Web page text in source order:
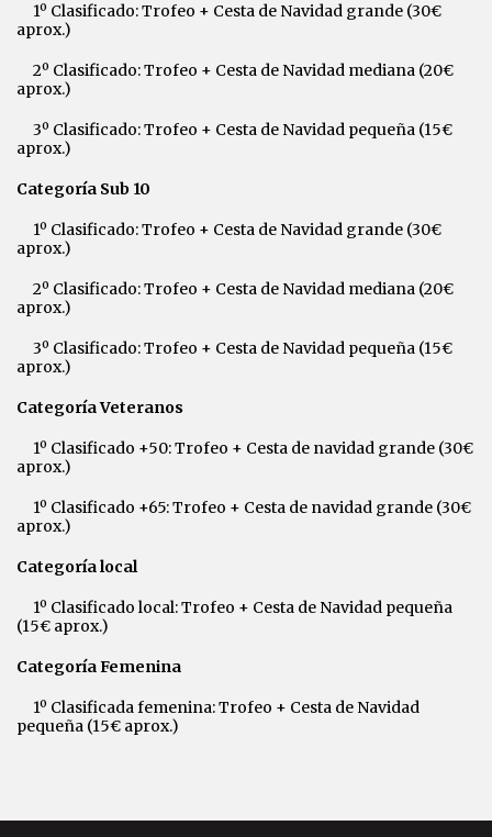
1º Clasificado: Trofeo + Cesta de Navidad grande (30€
aprox.)
2º Clasificado: Trofeo + Cesta de Navidad mediana (20€
aprox.)
3º Clasificado: Trofeo + Cesta de Navidad pequeña (15€
aprox.)
Categoría Sub 10
1º Clasificado: Trofeo + Cesta de Navidad grande (30€
aprox.)
2º Clasificado: Trofeo + Cesta de Navidad mediana (20€
aprox.)
3º Clasificado: Trofeo + Cesta de Navidad pequeña (15€
aprox.)
Categoría Veteranos
1º Clasificado +50: Trofeo + Cesta de navidad grande (30€
aprox.)
1º Clasificado +65: Trofeo + Cesta de navidad grande (30€
aprox.)
Categoría local
1º Clasificado local: Trofeo + Cesta de Navidad pequeña
(15€ aprox.)
Categoría Femenina
1º Clasificada femenina: Trofeo + Cesta de Navidad
pequeña (15€ aprox.)